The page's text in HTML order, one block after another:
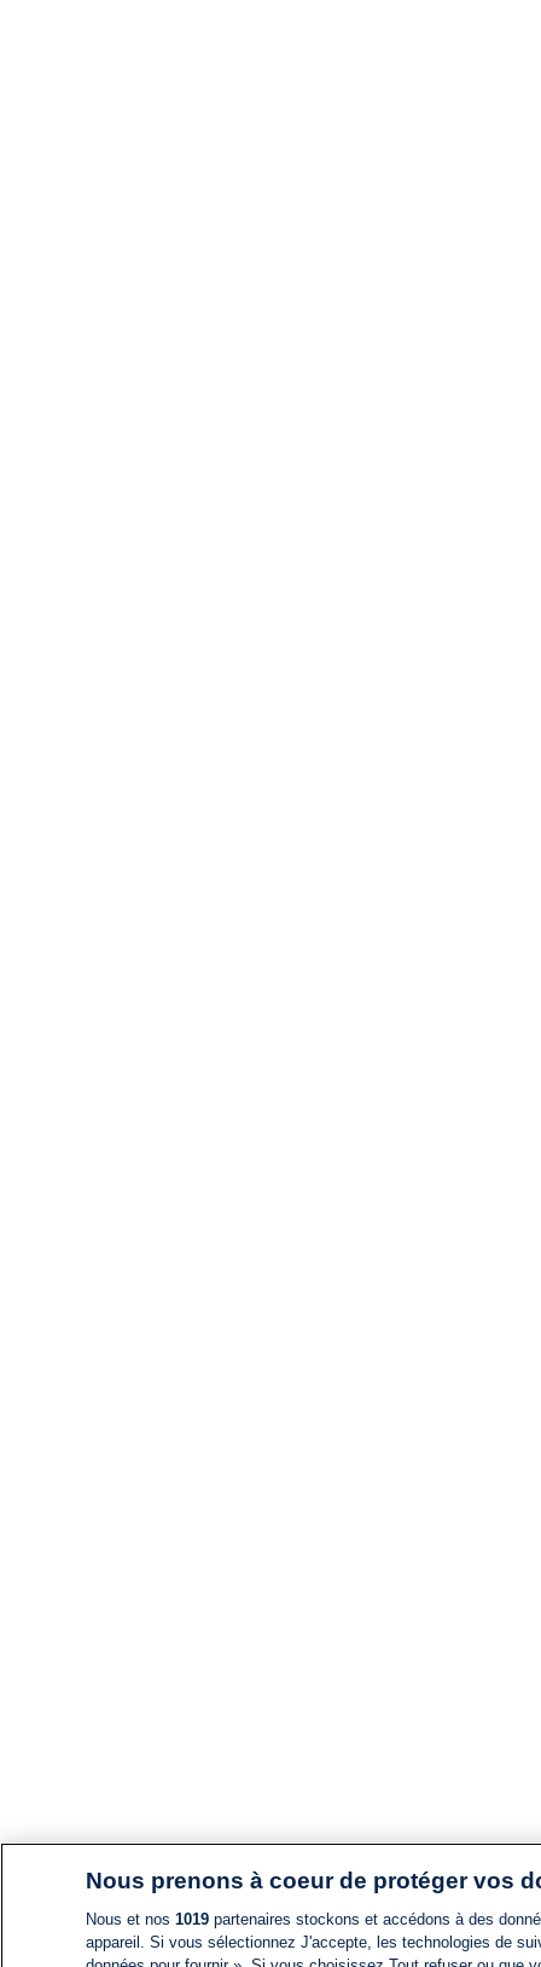
Nous prenons à coeur de protéger vos
Nous et nos 1019partenaires stockons et accédons à des
appareil. Si vous sélectionnez J'accepte, les technologies de